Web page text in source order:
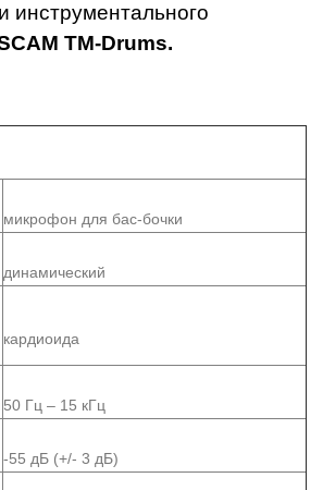
инструментального
TM-Drums.
микрофон для бас-бочки
динамический
кардиоида
50 Гц – 15 кГц
-55 дБ (+/- 3 дБ)